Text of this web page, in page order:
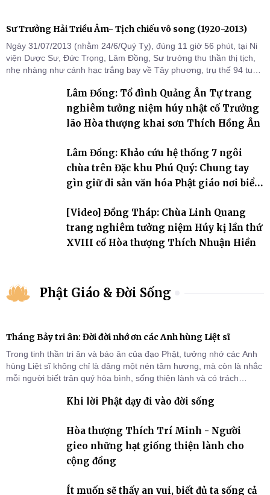
Sư Trưởng Hải Triều Âm- Tịch chiếu vô song (1920-2013)
Ngày 31/07/2013 (nhằm 24/6/Quý Tỵ), đúng 11 giờ 56 phút, tại Ni
viện Dược Sư, Đức Trọng, Lâm Đồng, Sư trưởng thu thần thị tịch,
nhẹ nhàng như cánh hạc trắng bay về Tây phương, trụ thế 94 tuổi
Lâm Đồng: Tổ đình Quảng Ân Tự trang
nghiêm tưởng niệm húy nhật cố Trưởng
lão Hòa thượng khai sơn Thích Hồng Ân
Lâm Đồng: Khảo cứu hệ thống 7 ngôi
chùa trên Đặc khu Phú Quý: Chung tay
gìn giữ di sản văn hóa Phật giáo nơi biển
[Video] Đồng Tháp: Chùa Linh Quang
trang nghiêm tưởng niệm Húy kị lần thứ
XVIII cố Hòa thượng Thích Nhuận Hiền
Phật Giáo & Đời Sống
Tháng Bảy tri ân: Đời đời nhớ ơn các Anh hùng Liệt sĩ
Trong tinh thần tri ân và báo ân của đạo Phật, tưởng nhớ các Anh
hùng Liệt sĩ không chỉ là dâng một nén tâm hương, mà còn là nhắc
mỗi người biết trân quý hòa bình, sống thiện lành và có trách
Khi lời Phật dạy đi vào đời sống
Hòa thượng Thích Trí Minh - Người
gieo những hạt giống thiện lành cho
cộng đồng
Ít muốn sẽ thấy an vui, biết đủ ta sống cả